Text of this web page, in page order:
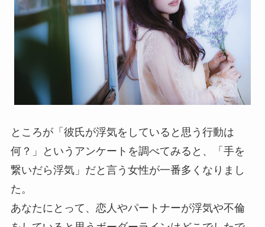
ところが「彼氏が浮気をしていると思う行動は
何？」というアンケートを調べてみると、「手を
繋いだら浮気」だと言う女性が一番多くなりまし
た。
あなたにとって、恋人やパートナーが浮気や不倫